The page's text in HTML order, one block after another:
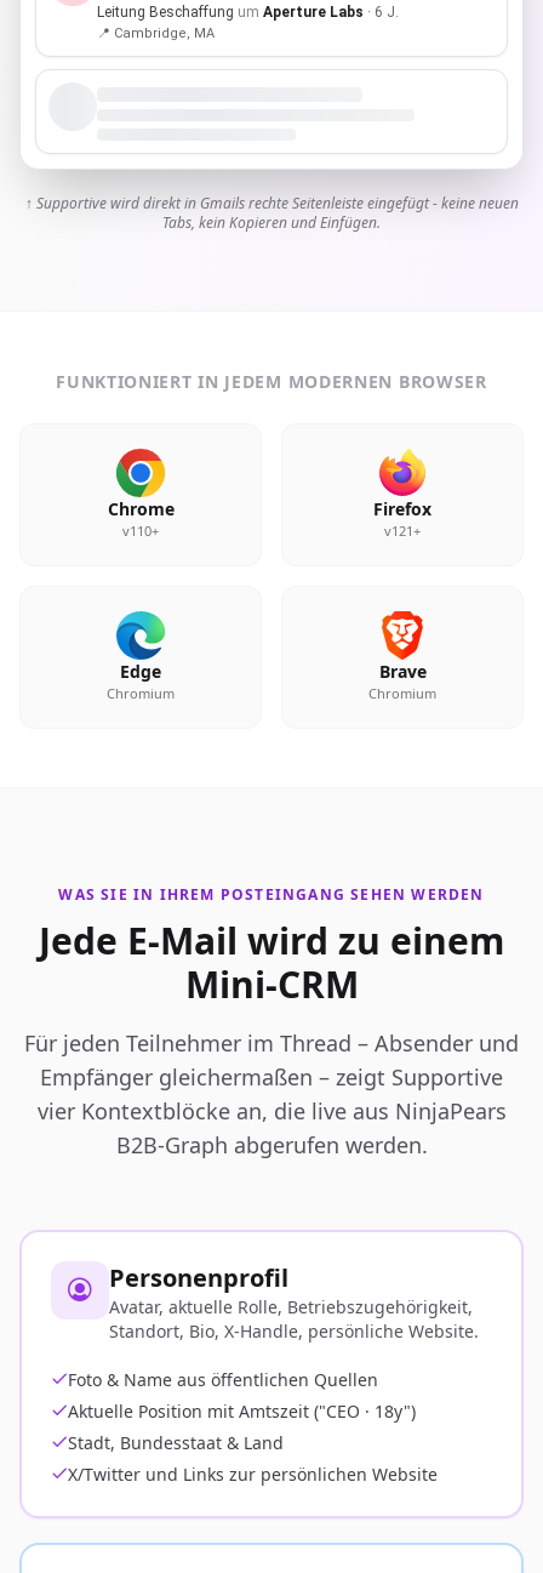
Leitung Beschaffung um Aperture Labs · 6 J.
📍 Cambridge, MA
↑ Supportive wird direkt in Gmails rechte Seitenleiste eingefügt - keine neuen
Tabs, kein Kopieren und Einfügen.
FUNKTIONIERT IN JEDEM MODERNEN BROWSER
Chrome
v110+
Firefox
v121+
Edge
Chromium
Brave
Chromium
WAS SIE IN IHREM POSTEINGANG SEHEN WERDEN
Jede E-Mail wird zu einem
Mini-CRM
Für jeden Teilnehmer im Thread – Absender und
Empfänger gleichermaßen – zeigt Supportive
vier Kontextblöcke an, die live aus NinjaPears
B2B-Graph abgerufen werden.
Personenprofil
Avatar, aktuelle Rolle, Betriebszugehörigkeit,
Standort, Bio, X-Handle, persönliche Website.
Foto & Name aus öffentlichen Quellen
Aktuelle Position mit Amtszeit ("CEO · 18y")
Stadt, Bundesstaat & Land
X/Twitter und Links zur persönlichen Website